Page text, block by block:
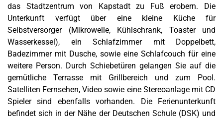
das Stadtzentrum von Kapstadt zu Fuß erobern. Die
Unterkunft verfügt über eine kleine Küche für
Selbstversorger (Mikrowelle, Kühlschrank, Toaster und
Wasserkessel), ein Schlafzimmer mit Doppelbett,
Badezimmer mit Dusche, sowie eine Schlafcouch für eine
weitere Person. Durch Schiebetüren gelangen Sie auf die
gemütliche Terrasse mit Grillbereich und zum Pool.
Satelliten Fernsehen, Video sowie eine Stereoanlage mit CD
Spieler sind ebenfalls vorhanden. Die Ferienunterkunft
befindet sich in der Nähe der Deutschen Schule(DSK) und